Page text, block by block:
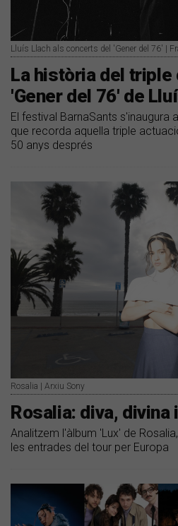
Lluís Llach als concerts del 'Gener del 76' |
La història del triple
'Gener del 76' de
El festival BarnaSants s'inaugura
que recorda aquella triple
50 anys després
Rosalia | Arxiu Sony
Rosalia: diva, divina
Analitzem l'àlbum 'Lux' de
les entrades del tour per Europa